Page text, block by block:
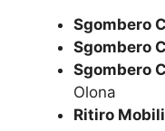
Sgombero
Sgombero
Sgombero
Olona
Ritiro